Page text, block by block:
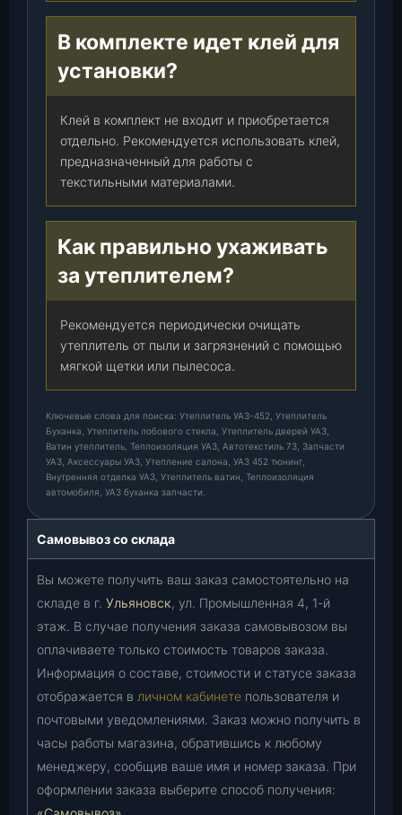
В комплекте идет клей для
установки?
Клей в комплект не входит и приобретается
отдельно. Рекомендуется использовать клей,
предназначенный для работы с
текстильными материалами.
Как правильно ухаживать
за утеплителем?
Рекомендуется периодически очищать
утеплитель от пыли и загрязнений с помощью
мягкой щетки или пылесоса.
Ключевые слова для поиска: Утеплитель УАЗ-452, Утеплитель
Буханка, Утеплитель лобового стекла, Утеплитель дверей УАЗ,
Ватин утеплитель, Теплоизоляция УАЗ, Автотекстиль 73, Запчасти
УАЗ, Аксессуары УАЗ, Утепление салона, УАЗ 452 тюнинг,
Внутренняя отделка УАЗ, Утеплитель ватин, Теплоизоляция
автомобиля, УАЗ буханка запчасти.
Самовывоз со склада
Вы можете получить ваш заказ самостоятельно на
складе в г. Ульяновск, ул. Промышленная 4, 1-й
этаж. В случае получения заказа самовывозом вы
оплачиваете только стоимость товаров заказа.
Информация о составе, стоимости и статусе заказа
отображается в личном кабинете пользователя и
почтовыми уведомлениями. Заказ можно получить в
часы работы магазина, обратившись к любому
менеджеру, сообщив ваше имя и номер заказа. При
оформлении заказа выберите способ получения: